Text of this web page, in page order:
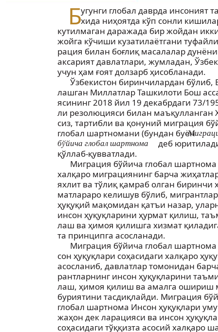
Бугунги глобал даврда инсоният
хида ниҳоятда кўп сонли
кутилмаган даражада бир жойдан
жойга кўчиши кузатилаётгани
рация билан боғлиқ масалалар
аксарият давлатлари, жумладан,
учун ҳам ғоят долзарб ҳисобланади.
Ўзбекистон биринчилардан бўлиб,
лашган Миллатлар Ташкилоти Бош
ясининг 2018 йил 19 декабрдаги 73/
ли резолюцияси билан маъқулланган
сиз, тартибли ва қонуний миграция
глобал шартномани (бундан буён
бўйича глобал шартнома
деб
қўллаб-қувватлади.
Миграция бўйича глобал шартнома
халқаро миграциянинг барча
яхлит ва тўлиқ қамраб олган биринчи
матлараро келишув бўлиб,
ҳуқуқий мақомидан қатъи назар,
инсон ҳуқуқларини ҳурмат қилиш,
лаш ва ҳимоя қилишга хизмат
та принципга асосланади.
Миграция бўйича глобал
сон ҳуқуқлари соҳасидаги халқаро
асосланиб, давлатлар томонидан
рантларнинг инсон ҳуқуқларини
лаш, ҳимоя қилиш ва амалга ошириш
буриятини тасдиқлайди. Миграция
глобал шартнома Инсон ҳуқуқлари
жаҳон дек ларацияси ва инсон
соҳасидаги тўққизта асосий халқаро